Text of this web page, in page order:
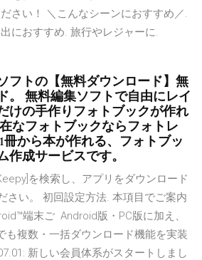
さい！ ＼こんなシーンにおすすめ／.
におすすめ. 旅行やレジャーに.
フトの【無料ダウンロード】無
。 無料編集ソフトで自由にレイ
けの手作りフォトブックが作れ
なフォトブックならフォトレ
冊から本が作れる、フォトブッ
作成サービスです。
を検索し、アプリをダウンロード
さい。 初回設定方法. 本項目でご案内
端末ご Android版・PC版に加え、
も複数・一括ダウンロード機能を実装
新しい会員体系がスタートしまし